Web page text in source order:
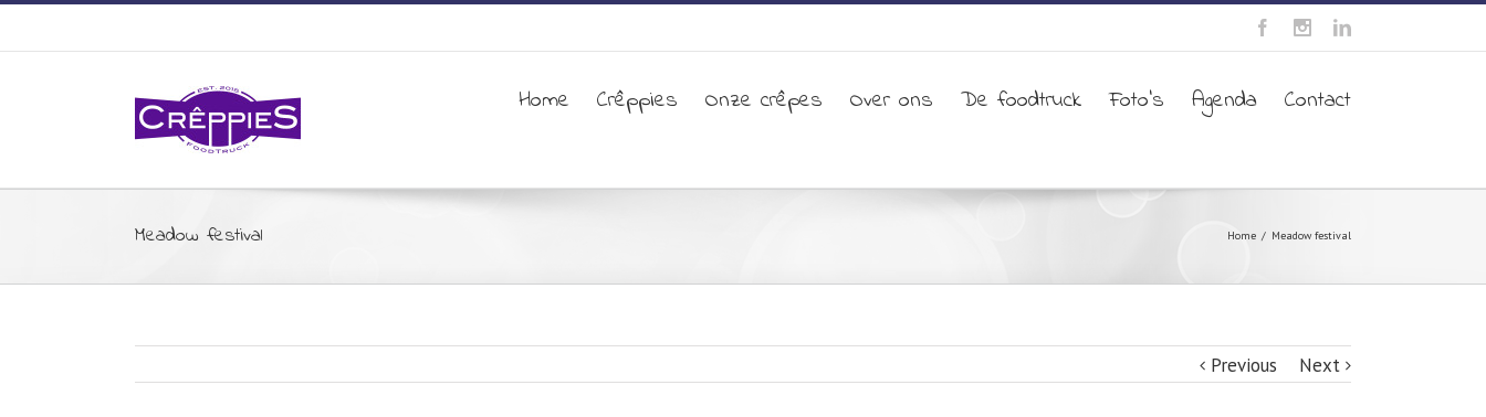
Home Crêppies Onze crêpes Over ons De foodtruck Foto’s Agenda Contact
Meadow festival Home Meadow festival
Previous Next